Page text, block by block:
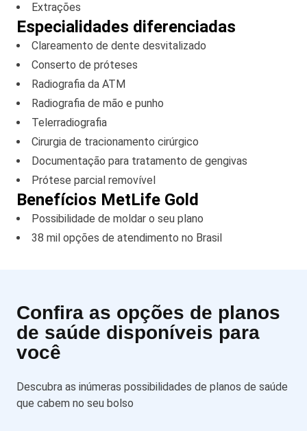
Extrações
Especialidades diferenciadas
Clareamento de dente desvitalizado
Conserto de próteses
Radiografia da ATM
Radiografia de mão e punho
Telerradiografia
Cirurgia de tracionamento cirúrgico
Documentação para tratamento de gengivas
Prótese parcial removível
Benefícios MetLife Gold
Possibilidade de moldar o seu plano
38 mil opções de atendimento no Brasil
Confira as opções de planos
de saúde disponíveis para
você
Descubra as inúmeras possibilidades de planos de saúde
que cabem no seu bolso